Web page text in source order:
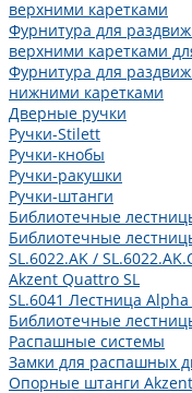
верхними каретками
Фурнитура для
верхними каретками
Фурнитура для
нижними каретками
Дверные ручки
Ручки-Stilett
Ручки-кнобы
Ручки-ракушки
Ручки-штанги
Библиотечные
Библиотечные
SL.6022.AK /
Akzent Quattro SL
SL.6041 Лестница Alpha
Библиотечные
Распашные системы
Замки для распашных
Опорные штанги